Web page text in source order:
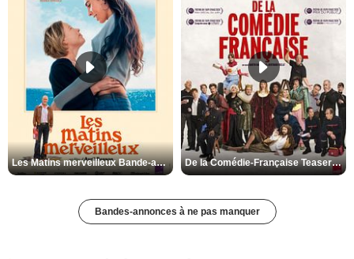
Les Matins merveilleux Bande-annonce VF De la Comédie-Française Teaser VF
Bandes-annonces à ne pas manquer